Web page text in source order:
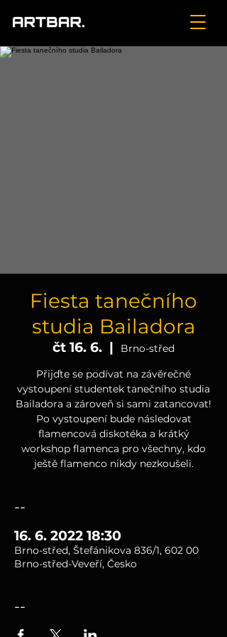
Fiesta tanečního
studia Bailadora
čt 16. 6.
  |
Brno-střed
Přijďte se podívat na závěrečné
vystoupení studentek tanečního studia
Bailadora a zároveň si sami zatancovat!
Po vystoupení bude následovat
flamencová diskotéka a krátký
workshop flamenca pro všechny, kdo
ještě flamenco nikdy nezkoušeli.
--
16. 6. 2022 18:30
Brno-střed, Štefánikova 836/1, 602 00
Brno-střed-Veveří, Česko
--